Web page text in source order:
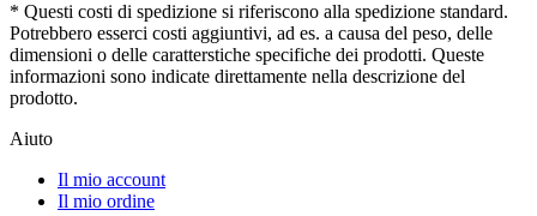
* Questi costi di spedizione si riferiscono alla spedizione standard.
Potrebbero esserci costi aggiuntivi, ad es. a causa del peso, delle
dimensioni o delle caratterstiche specifiche dei prodotti. Queste
informazioni sono indicate direttamente nella descrizione del
prodotto.
Aiuto
Il mio account
Il mio ordine